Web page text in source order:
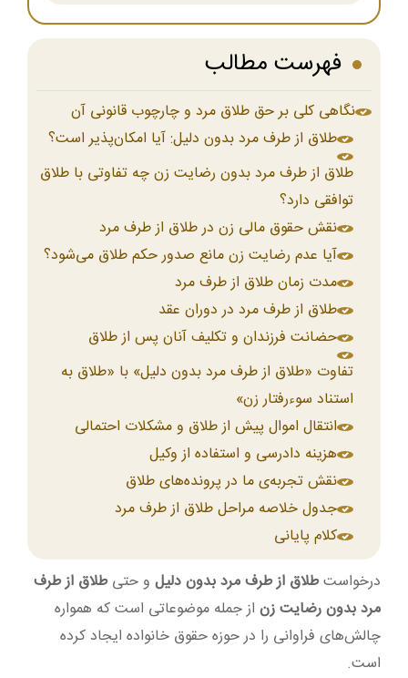
فهرست مطالب
نگاهی کلی بر حق طلاق مرد و چارچوب قانونی آن
طلاق از طرف مرد بدون دلیل: آیا امکان‌پذیر است؟
طلاق از طرف مرد بدون رضایت زن چه تفاوتی با طلاق
توافقی دارد؟
نقش حقوق مالی زن در طلاق از طرف مرد
آیا عدم رضایت زن مانع صدور حکم طلاق می‌شود؟
مدت زمان طلاق از طرف مرد
طلاق از طرف مرد در دوران عقد
حضانت فرزندان و تکلیف آنان پس از طلاق
تفاوت «طلاق از طرف مرد بدون دلیل» با «طلاق به
استناد سوءرفتار زن»
انتقال اموال پیش از طلاق و مشکلات احتمالی
هزینه دادرسی و استفاده از وکیل
نقش تجربه‌ی ما در پرونده‌های طلاق
جدول خلاصه مراحل طلاق از طرف مرد
کلام پایانی
درخواستطلاق از طرف مرد بدون دلیل و حتیطلاق از طرف
مرد بدون رضایت زن از جمله موضوعاتی است که همواره
چالش‌های فراوانی را در حوزه حقوق خانواده ایجاد کرده
است.